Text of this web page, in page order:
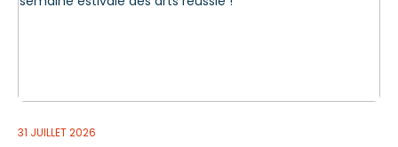
cession, l'utilisation, le port et le transport des artifices de
31 JUILLET 2026